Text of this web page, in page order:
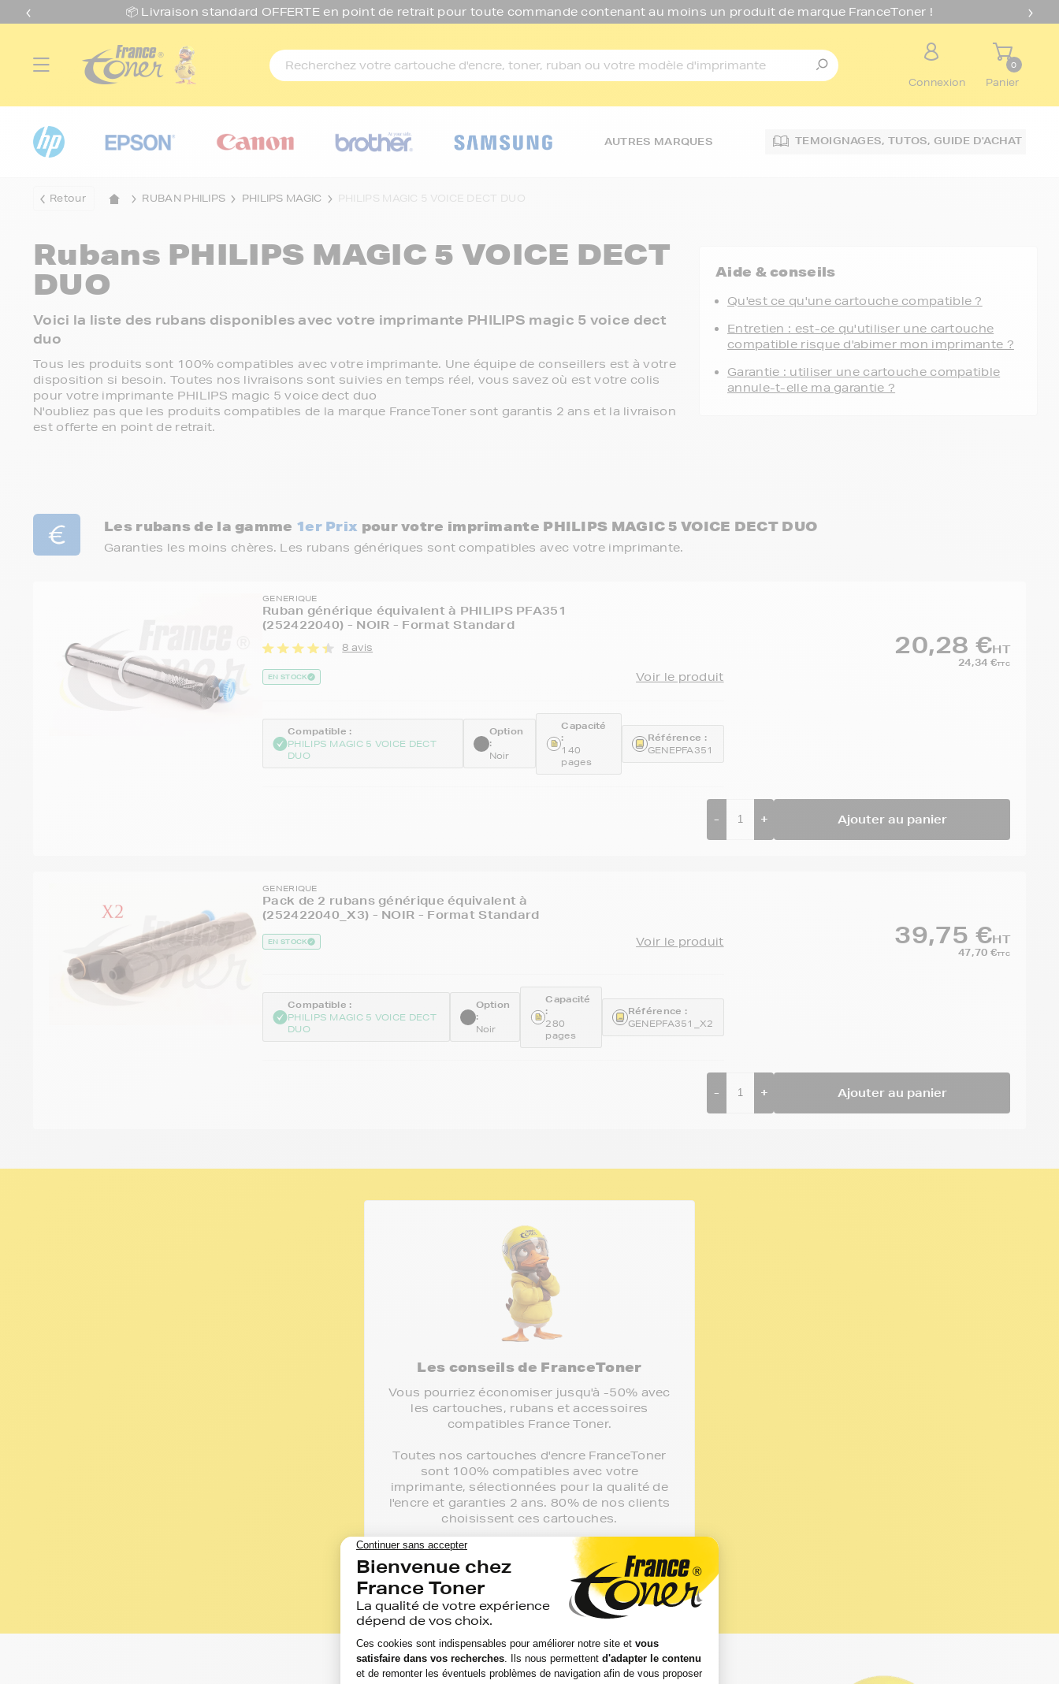
📦 Livraison standard OFFERTE en point de retrait pour toute commande contenant au moins un produit de marque FranceToner !
Connexion
0
Panier
AUTRES MARQUES TEMOIGNAGES, TUTOS,GUIDE D'ACHAT
Retour RUBAN PHILIPS PHILIPS MAGIC PHILIPS MAGIC 5 VOICE DECT DUO
Rubans PHILIPS MAGIC 5 VOICE DECT
DUO
Voici la liste des rubans disponibles avec votre imprimante PHILIPS magic 5 voice dect
duo
Tous les produits sont 100% compatibles avec votre imprimante. Une équipe de conseillers est à votre
disposition si besoin. Toutes nos livraisons sont suivies en temps réel, vous savez où est votre colis
pour votre imprimante PHILIPS magic 5 voice dect duo
N'oubliez pas que les produits compatibles de la marque FranceToner sont garantis 2 ans et la livraison
est offerte en point de retrait.
Aide & conseils
Qu'est ce qu'une cartouche compatible ?
Entretien : est-ce qu'utiliser une cartouche
compatible risque d'abimer mon imprimante ?
Garantie : utiliser une cartouche compatible
annule-t-elle ma garantie ?
Les rubans de la gamme 1er Prix pour votre imprimante PHILIPS MAGIC 5 VOICE DECT DUO
Garanties les moins chères. Les rubans génériques sont compatibles avec votre imprimante.
GENERIQUE
Ruban générique équivalent à PHILIPS PFA351
(252422040) - NOIR - Format Standard
8 avis
EN STOCK Voir le produit
Compatible :
PHILIPS MAGIC 5 VOICE DECT
DUO
Option
:
Noir
Capacité
:
140
pages
Référence :
GENEPFA351
20,28 €HT
24,34 €TTC
- + Ajouter au panier
GENERIQUE
Pack de 2 rubans générique équivalent à
(252422040_X3) - NOIR - Format Standard
EN STOCK Voir le produit
Compatible :
PHILIPS MAGIC 5 VOICE DECT
DUO
Option
:
Noir
Capacité
:
280
pages
Référence :
GENEPFA351_X2
39,75 €HT
47,70 €TTC
- + Ajouter au panier
Les conseils de FranceToner
Vous pourriez économiser jusqu'à -50% avec
les cartouches, rubans et accessoires
compatibles France Toner.
Toutes nos cartouches d'encre FranceToner
sont 100% compatibles avec votre
imprimante, sélectionnées pour la qualité de
l'encre et garanties 2 ans. 80% de nos clients
choisissent ces cartouches.